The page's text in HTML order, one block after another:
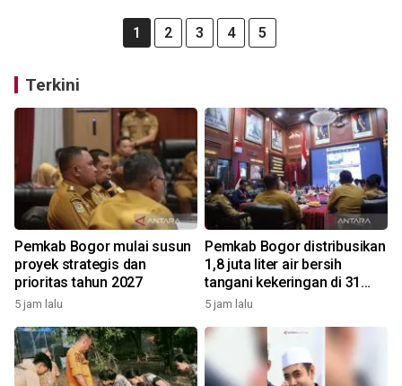
1 2 3 4 5
Terkini
Pemkab Bogor mulai susun
proyek strategis dan
prioritas tahun 2027
5 jam lalu
Pemkab Bogor distribusikan
1,8 juta liter air bersih
tangani kekeringan di 31
kecamatan
5 jam lalu